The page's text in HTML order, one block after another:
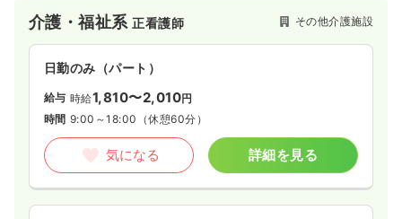
介護・福祉系正看護師 その他介護施設
日勤のみ（パート）
給与 時給1,810〜2,010円
時間 9:00～18:00 （休憩60分）
気になる 詳細を見る